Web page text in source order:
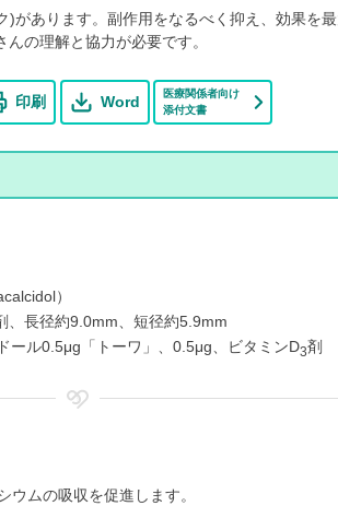
があります。副作用をなるべく抑え、効果を
の理解と協力が必要です。
印刷 Word
医療関係者向け
添付文書
）
、長径約9.0mm、短径約5.9mm
ール0.5μg「トーワ」、0.5μg、ビタミンD3剤
ウムの吸収を促進します。